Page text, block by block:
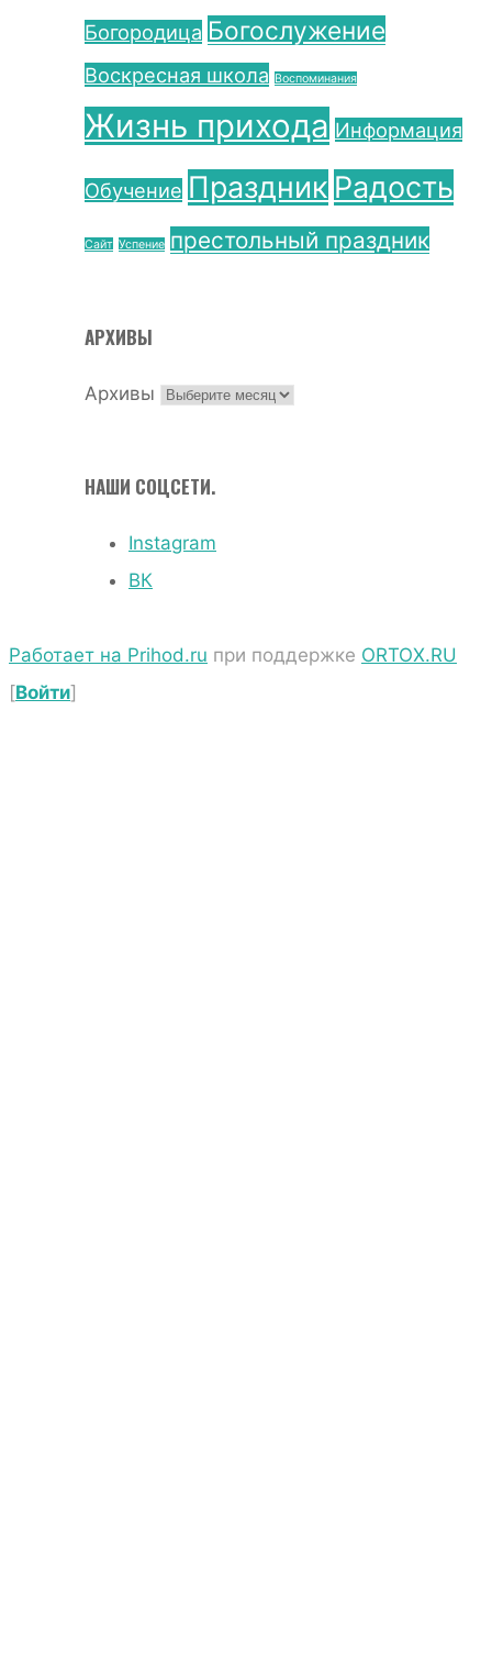
Богородица Богослужение
Воскресная школа Воспоминания
Жизнь прихода Информация
Обучение Праздник Радость
Сайт Успение престольный праздник
АРХИВЫ
Архивы
НАШИ СОЦСЕТИ.
Instagram
ВК
Работает на Prihod.ru при поддержке ORTOX.RU
[Войти]